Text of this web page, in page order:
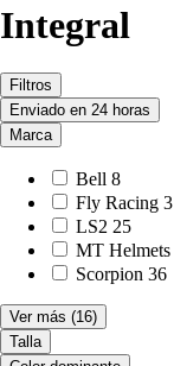
Integral
Filtros
Enviado en 24 horas
Marca
Bell 8
Fly Racing 3
LS2 25
MT Helmets
Scorpion 36
Ver más (16)
Talla